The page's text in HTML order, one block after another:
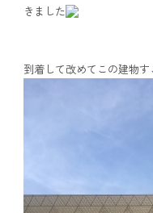
きました
到着して改めてこの建物す